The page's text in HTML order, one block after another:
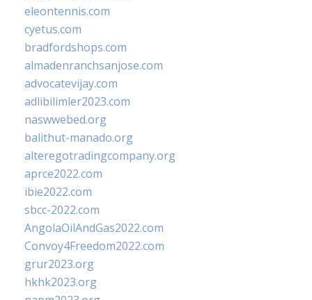
eleontennis.com
cyetus.com
bradfordshops.com
almadenranchsanjose.com
advocatevijay.com
adlibilimler2023.com
naswwebed.org
balithut-manado.org
alteregotradingcompany.org
aprce2022.com
ibie2022.com
sbcc-2022.com
AngolaOilAndGas2022.com
Convoy4Freedom2022.com
grur2023.org
hkhk2023.org